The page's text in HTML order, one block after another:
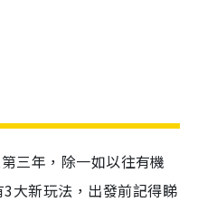
三年，除一如以往有機
大新玩法，出發前記得睇